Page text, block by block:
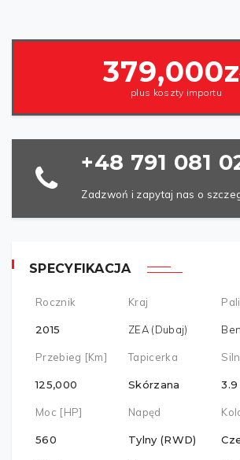
plus koszty importu
+48 791 081
Zadzwoń i zapytaj nas o
SPECYFIKACJA
Rocznik
2015
Kraj
ZEA (Dubaj)
Przebieg [km]
125,000
Tapicerka
Skórzana
Moc [HP]
560
Napęd
Tylny (RWD)